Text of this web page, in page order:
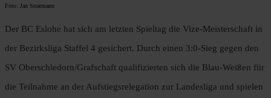
Foto: Jan Stratmann
Der BC Eslohe hat sich am letzten Spieltag die Vize-Meisterschaft in
der Bezirksliga Staffel 4 gesichert. Durch einen 3:0-Sieg gegen den
SV Oberschledorn/Grafschaft qualifizierten sich die Blau-Weißen für
die Teilnahme an der Aufstiegsrelegation zur Landesliga und spielen